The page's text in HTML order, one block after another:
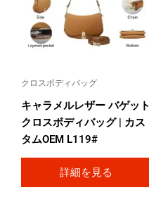
クロスボディバッグ
キャラメルレザー バゲット
クロスボディバッグ | カス
タムOEM L119#
詳細を見る